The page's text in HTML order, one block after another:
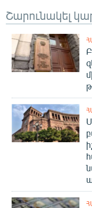
«Ազատության»
Շարունակել